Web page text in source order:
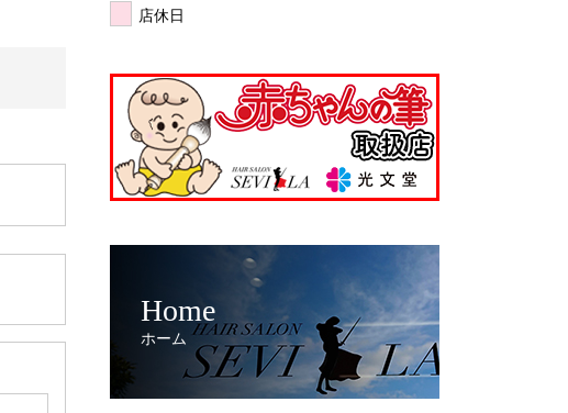
店休日
Home
ホーム